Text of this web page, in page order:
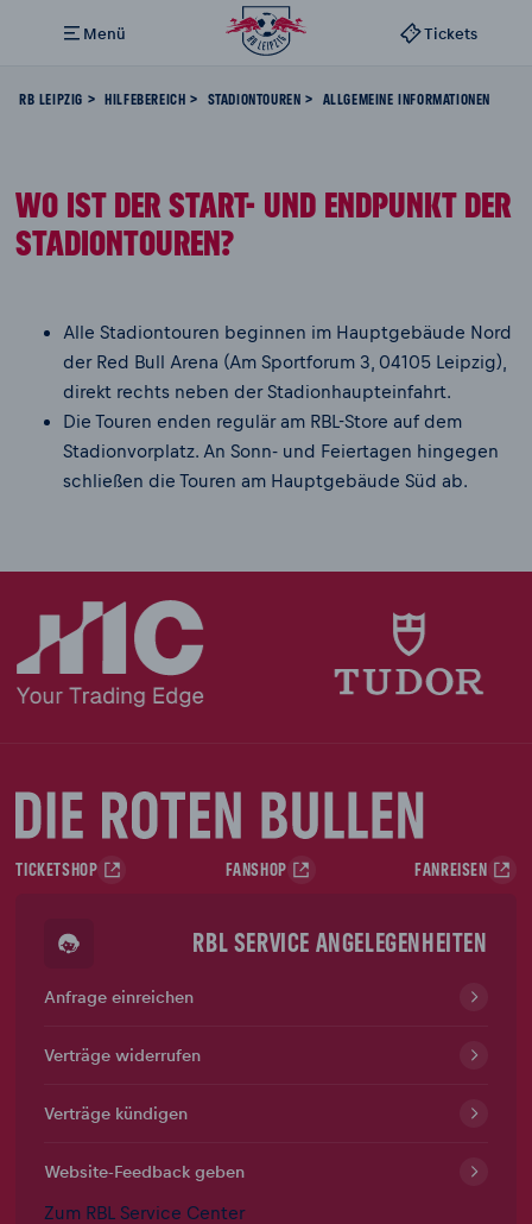
Menü Tickets
RB LEIPZIG HILFEBEREICH STADIONTOUREN ALLGEMEINE INFORMATIONEN
WO IST DER START- UND ENDPUNKT DER
STADIONTOUREN?
Alle Stadiontouren beginnen im Hauptgebäude Nord
der Red Bull Arena (Am Sportforum 3, 04105 Leipzig),
direkt rechts neben der Stadionhaupteinfahrt.
Die Touren enden regulär am RBL-Store auf dem
Stadionvorplatz. An Sonn- und Feiertagen hingegen
schließen die Touren am Hauptgebäude Süd ab.
TICKETSHOP FANSHOP FANREISEN
RBL SERVICE ANGELEGENHEITEN
Anfrage einreichen
Verträge widerrufen
Verträge kündigen
Website-Feedback geben
Zum RBL Service Center